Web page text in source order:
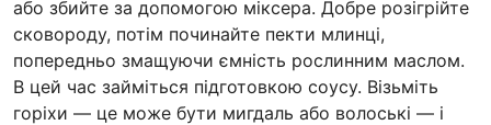
або збийте за допомогою міксера. Добре розігрійте
сковороду, потім починайте пекти млинці,
попередньо змащуючи ємність рослинним маслом.
В цей час займіться підготовкою соусу. Візьміть
горіхи — це може бути мигдаль або волоські — і